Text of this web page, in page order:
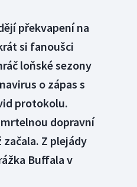
překvapení na
si fanoušci
loňské sezony
o zápas s
protokolu.
dopravní
Z plejády
Buffala v